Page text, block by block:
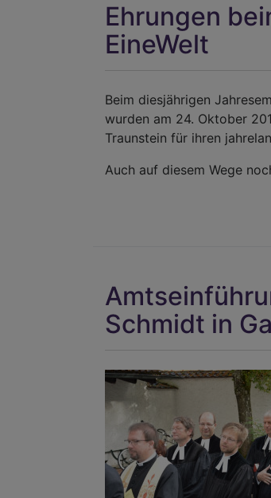
Ehrungen
EineWelt
Beim diesjährigen
wurden am 24. Oktober
Traunstein für ihren
Auch auf diesem Wege
Schmidt in